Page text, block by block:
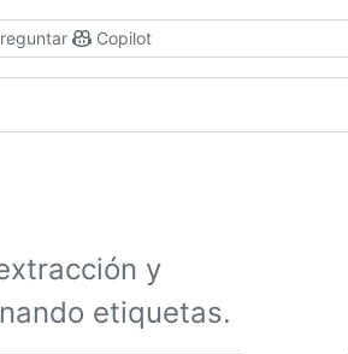
Copilot
y
etiquetas.